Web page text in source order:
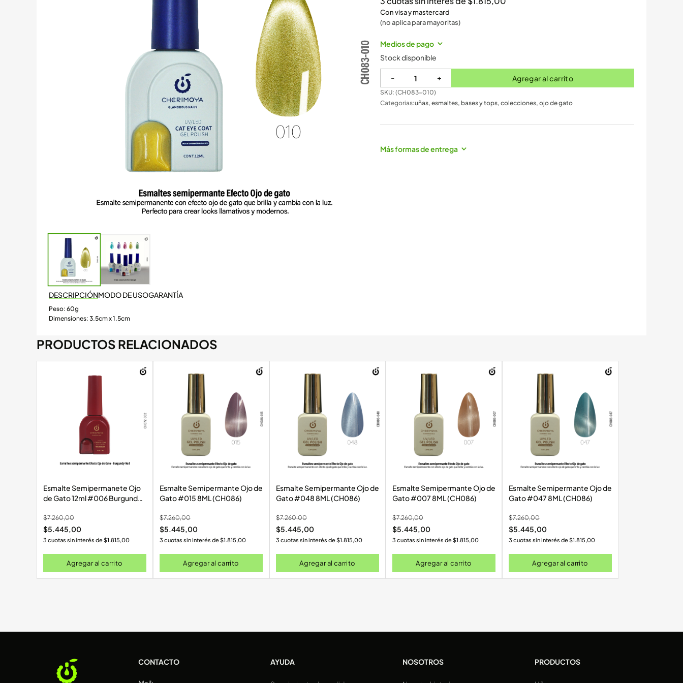
DESCRIPCIÓNMODO DE USOGARANTÍA
Peso: 60g
Dimensiones: 3.5cm x 1.5cm
Con visa y mastercard
(no aplica para mayoritas)
Medios de pago
Stock disponible
- + Agregar al carrito
SKU: (CH083-010)
Categorias:uñas, esmaltes, bases y tops, colecciones, ojo de gato
Más formas de entrega
PRODUCTOS RELACIONADOS
Esmalte Semipermanete Ojo
de Gato 12ml #006 Burgundy
$7.260,00
$5.445,00
3 cuotas sin interés de $1.815,00
Agregar al carrito
Esmalte Semipermante Ojo de
Gato #015 8ML (CH086)
$7.260,00
$5.445,00
3 cuotas sin interés de $1.815,00
Agregar al carrito
Esmalte Semipermante Ojo de
Gato #048 8ML (CH086)
$7.260,00
$5.445,00
3 cuotas sin interés de $1.815,00
Agregar al carrito
Esmalte Semipermante Ojo de
Gato #007 8ML (CH086)
$7.260,00
$5.445,00
3 cuotas sin interés de $1.815,00
Agregar al carrito
Esmalte Semipermante Ojo de
Gato #047 8ML (CH086)
$7.260,00
$5.445,00
3 cuotas sin interés de $1.815,00
Agregar al carrito
CONTACTO AYUDA NOSOTROS PRODUCTOS